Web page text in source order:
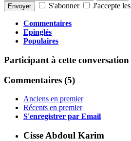
Envoyer
S'abonner J'accepte les
Commentaires
Epinglés
Populaires
Participant à cette conversation
Commentaires (5)
Anciens en premier
Récents en premier
S'enregistrer par Email
Cisse Abdoul Karim